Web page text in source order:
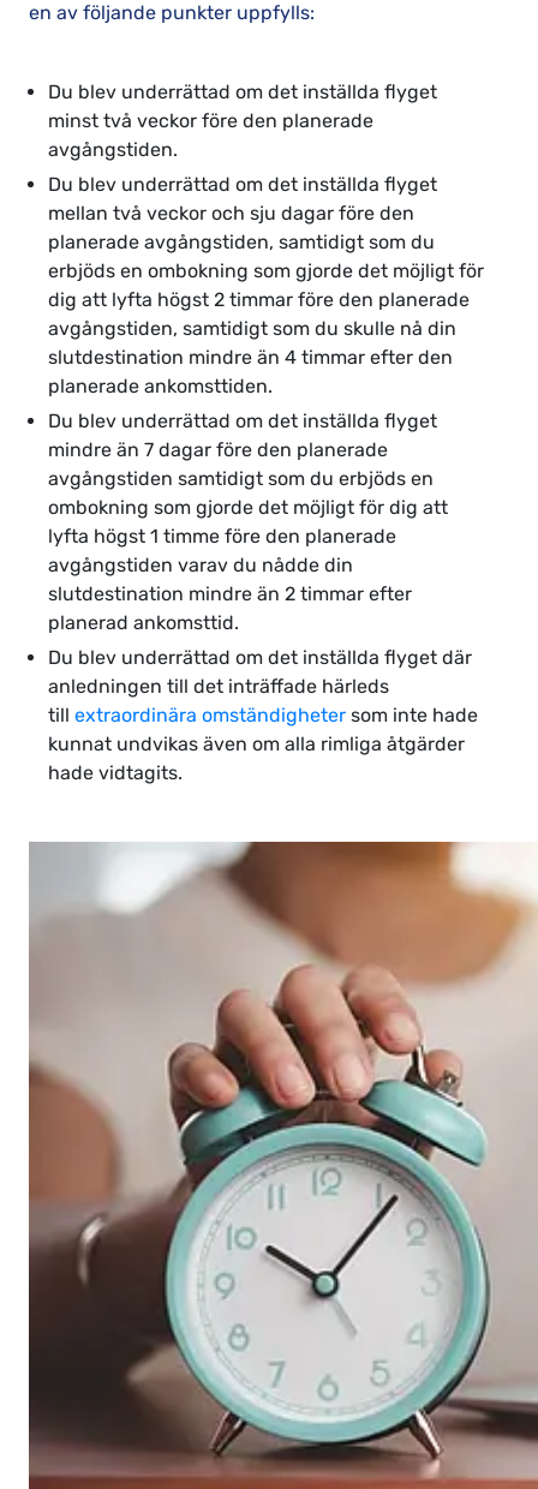
en av följande punkter uppfylls:
Du blev underrättad om det inställda flyget
minst två veckor före den planerade
avgångstiden.
Du blev underrättad om det inställda flyget
mellan två veckor och sju dagar före den
planerade avgångstiden, samtidigt som du
erbjöds en ombokning som gjorde det möjligt för
dig att lyfta högst 2 timmar före den planerade
avgångstiden, samtidigt som du skulle nå din
slutdestination mindre än 4 timmar efter den
planerade ankomsttiden.
Du blev underrättad om det inställda flyget
mindre än 7 dagar före den planerade
avgångstiden samtidigt som du erbjöds en
ombokning som gjorde det möjligt för dig att
lyfta högst 1 timme före den planerade
avgångstiden varav du nådde din
slutdestination mindre än 2 timmar efter
planerad ankomsttid.
Du blev underrättad om det inställda flyget där
anledningen till det inträffade härleds
till extraordinära omständigheter som inte hade
kunnat undvikas även om alla rimliga åtgärder
hade vidtagits.